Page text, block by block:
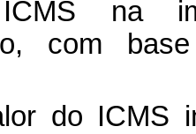
na
com
do ICMS